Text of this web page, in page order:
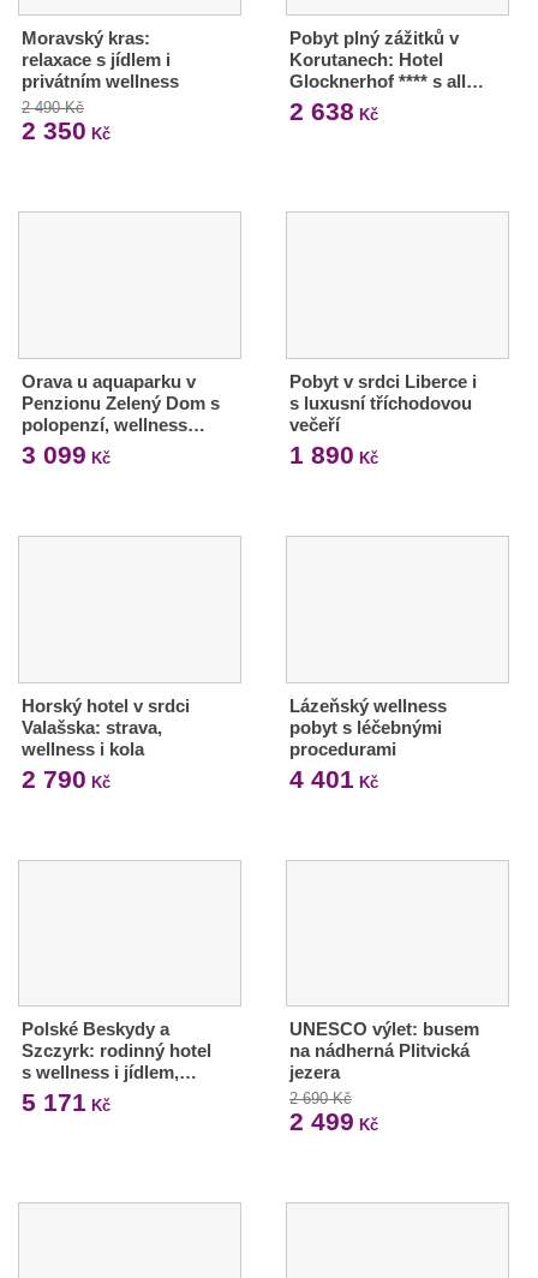
Moravský kras:
relaxace s jídlem i
privátním wellness
2 490 Kč
2 350 Kč
Pobyt plný zážitků v
Korutanech: Hotel
Glocknerhof **** s all…
2 638 Kč
Orava u aquaparku v
Penzionu Zelený Dom s
polopenzí, wellness…
3 099 Kč
Pobyt v srdci Liberce i
s luxusní tříchodovou
večeří
1 890 Kč
Horský hotel v srdci
Valašska: strava,
wellness i kola
2 790 Kč
Lázeňský wellness
pobyt s léčebnými
procedurami
4 401 Kč
Polské Beskydy a
Szczyrk: rodinný hotel
s wellness i jídlem,…
5 171 Kč
UNESCO výlet: busem
na nádherná Plitvická
jezera
2 690 Kč
2 499 Kč